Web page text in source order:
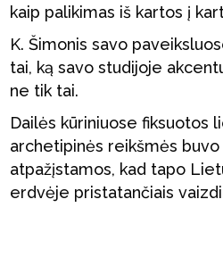
kaip palikimas iš kartos į
K. Šimonis savo
tai, ką savo studijoje
ne tik tai.
Dailės kūriniuose fiksuotos
archetipinės reikšmės
atpažįstamos, kad tapo
erdvėje pristatančiais